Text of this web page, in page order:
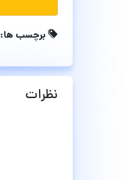
برچسب ها:
نظرات